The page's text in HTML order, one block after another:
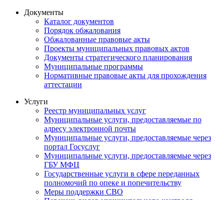
Документы
Каталог документов
Порядок обжалования
Обжалованные правовые акты
Проекты муниципальных правовых актов
Документы стратегического планирования
Муниципальные программы
Нормативные правовые акты для прохождения
аттестации
Услуги
Реестр муниципальных услуг
Муниципальные услуги, предоставляемые по
адресу электронной почты
Муниципальные услуги, предоставляемые через
портал Госуслуг
Муниципальные услуги, предоставляемые через
ГБУ МФЦ
Государственные услуги в сфере переданных
полномочий по опеке и попечительству
Меры поддержки СВО